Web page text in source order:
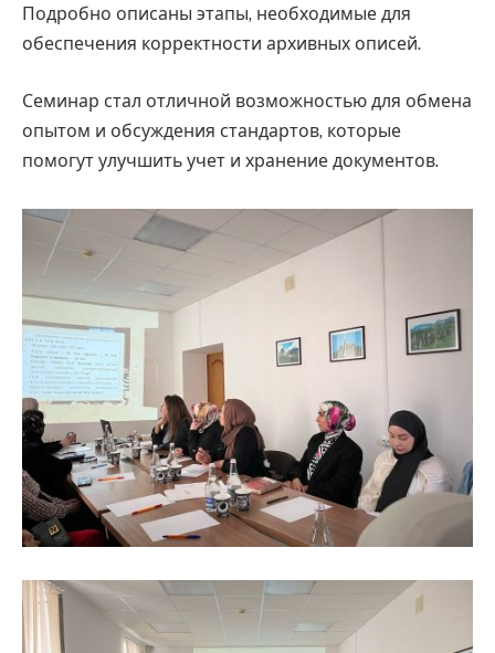
Подробно описаны этапы, необходимые для
обеспечения корректности архивных описей.
Семинар стал отличной возможностью для обмена
опытом и обсуждения стандартов, которые
помогут улучшить учет и хранение документов.